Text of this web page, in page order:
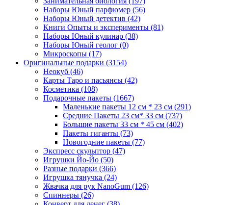
Наборы Юный парфюмер (56)
Наборы Юный детектив (42)
Книги Опыты и эксперименты (81)
Наборы Юный кулинар (38)
Наборы Юный геолог (0)
Микроскопы (17)
Оригинальные подарки (3154)
Неокуб (46)
Карты Таро и пасьянсы (42)
Косметика (108)
Подарочные пакеты (1667)
Маленькие пакеты 12 см * 23 см (291)
Средние Пакеты 23 см* 33 см (737)
Большие пакеты 33 см * 45 см (402)
Пакеты гиганты (73)
Новогодние пакеты (77)
Экспресс скульптор (47)
Игрушки Йо-Йо (50)
Разные подарки (366)
Игрушка тянучка (24)
Жвачка для рук NanoGum (126)
Спиннеры (26)